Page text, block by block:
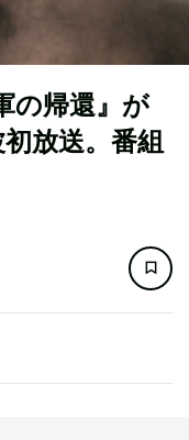
の帰還』が
放送。番組